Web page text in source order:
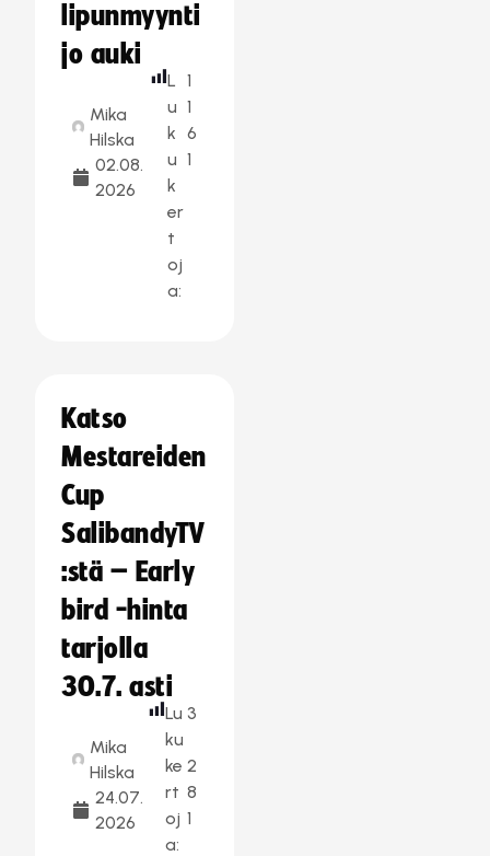
lipunmyynti
jo auki
Mika
Hilska
02.08.
2026
L
u
k
u
k
er
t
oj
a:
1
1
6
1
Katso
Mestareiden
Cup
SalibandyTV
:stä – Early
bird -hinta
tarjolla
30.7. asti
Mika
Hilska
24.07.
2026
Lu
ku
ke
rt
oj
a:
3
2
8
1